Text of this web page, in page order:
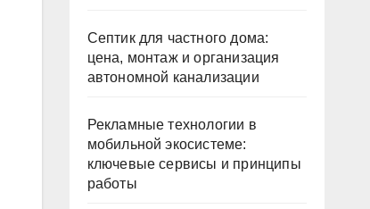
Септик для частного дома:
цена, монтаж и организация
автономной канализации
Рекламные технологии в
мобильной экосистеме:
ключевые сервисы и принципы
работы